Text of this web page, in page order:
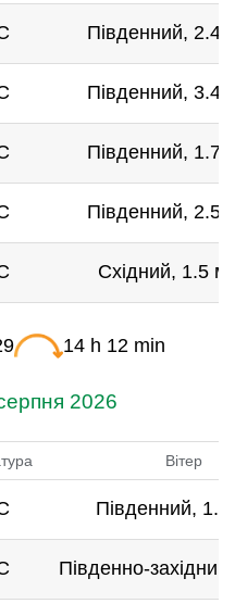
Південний, 2.4
Південний, 3.4
Південний, 1.7
Південний, 2.5
Східний, 1.5
14 h 12 min
2026
Вітер
Південний,
Південно-